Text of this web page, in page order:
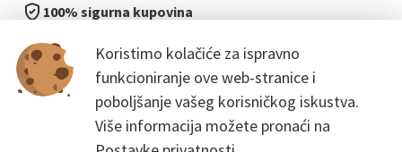
Koristimo kolačiće za ispravno
funkcioniranje ove web-stranice i
poboljšanje vašeg korisničkog iskustva.
Više informacija možete pronaći na
100% sigurna kupovina
bez čekanja u redu